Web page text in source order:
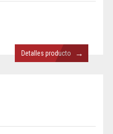
Detalles producto →